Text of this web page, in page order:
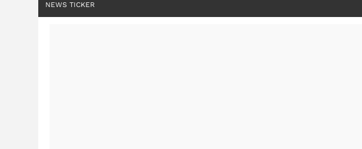
NEWS TICKER